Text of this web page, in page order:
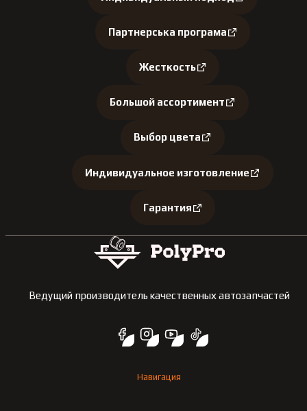
Партнерська програма
Жесткость
Большой ассортимент
Выбор цвета
Индивидуальное изготовление
Гарантия
Ведущий производитель качественных автозапчастей
Навигация